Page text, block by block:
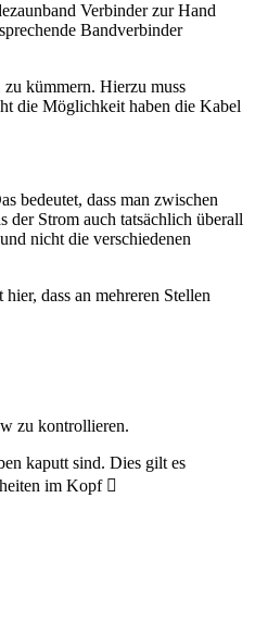
Verbinder zur Hand
Bandverbinder
zu kümmern. Hierzu muss
die Möglichkeit haben die Kabel
bedeutet, dass man zwischen
der Strom auch tatsächlich überall
nicht die verschiedenen
dass an mehreren Stellen
zu kontrollieren.
kaputt sind. Dies gilt es
im Kopf 